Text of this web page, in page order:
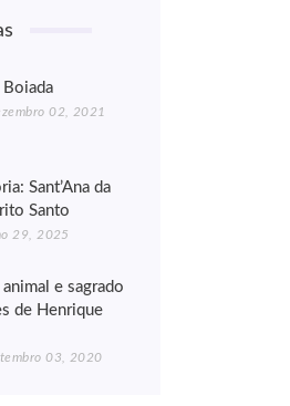
02, 2021
Sant’Ana da
Santo
29, 2025
e sagrado
de Henrique
03, 2020